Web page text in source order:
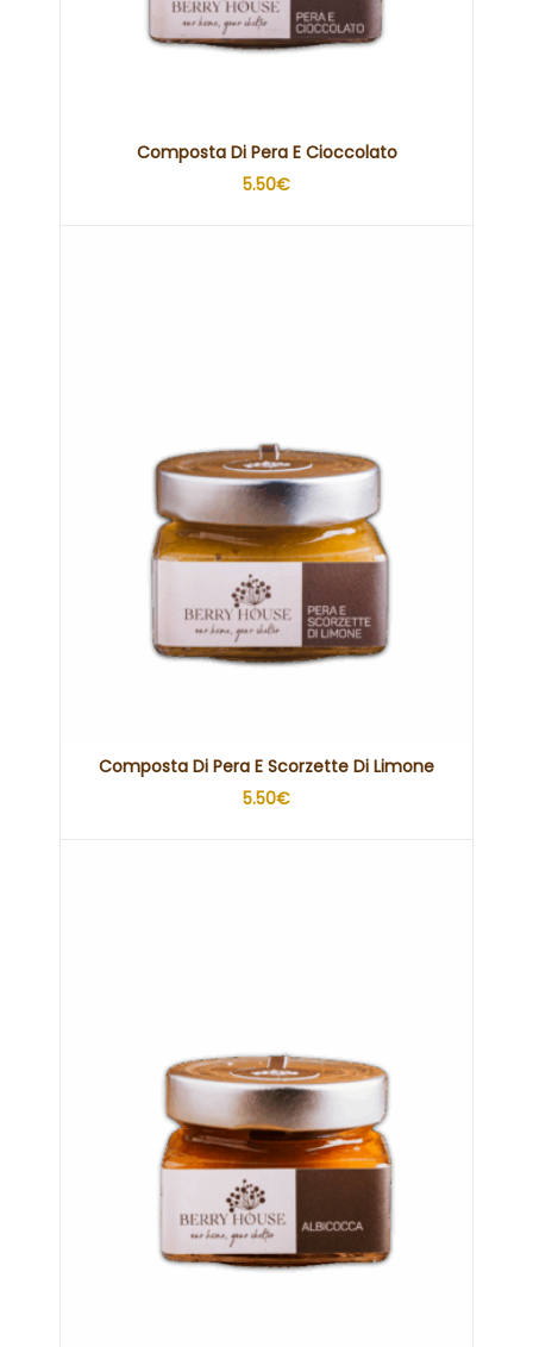
Composta Di Pera E Cioccolato
5.50€
Composta Di Pera E Scorzette Di Limone
5.50€